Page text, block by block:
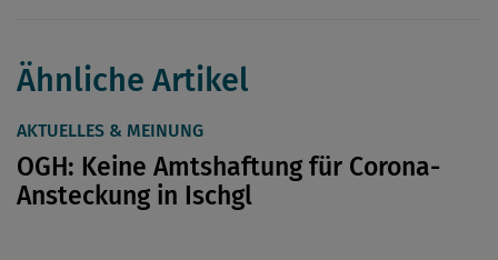
Ähnliche Artikel
AKTUELLES & MEINUNG
OGH: Keine Amtshaftung für Corona-
Ansteckung in Ischgl